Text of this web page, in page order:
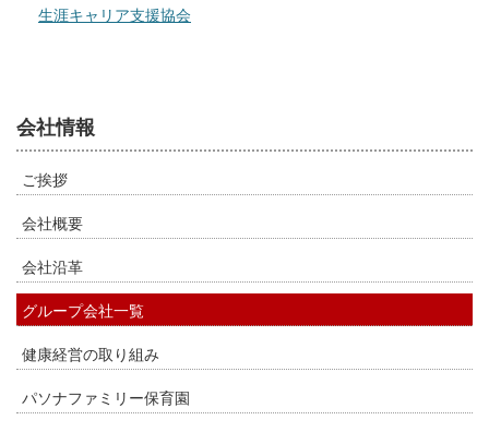
生涯キャリア支援協会
会社情報
ご挨拶
会社概要
会社沿革
グループ会社一覧
健康経営の取り組み
パソナファミリー保育園